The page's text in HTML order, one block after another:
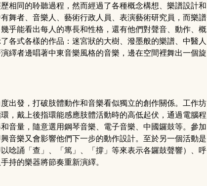
相同的聆聽過程，然而經過了各種概念構想、樂譜設計和
舞者、音樂人、藝術行政人員、表演藝術研究員，而樂譜
乎能看出每人的專長和性格，還有他們對聲音、動作、概
各式各樣的作品：迷宮狀的大樹、潑墨般的樂譜、中醫人
繹者邊唱著中東音樂風格的音樂，邊在空間裡舞出一個旋
出發，打破肢體動作和音樂看似獨立的創作關係。工作坊
，戴上後指環能感應肢體活動時的高低起伏，通過電腦程
音量，隨意選用鋼琴音樂、電子音樂、中國鑼鼓等。參加
音樂又會影響他們下一步的動作設計。至於另一個活動是
唸誦「查」、「篤」、「撐」等來表示各鑼鼓聲響）、呼
持的樂器將節奏重新演繹。